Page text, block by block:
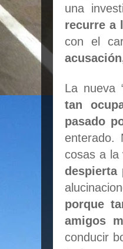
una
recurre a
con el
La nueva
tan
pasado
enterado.
cosas a
despierta
porque
amigos
conducir